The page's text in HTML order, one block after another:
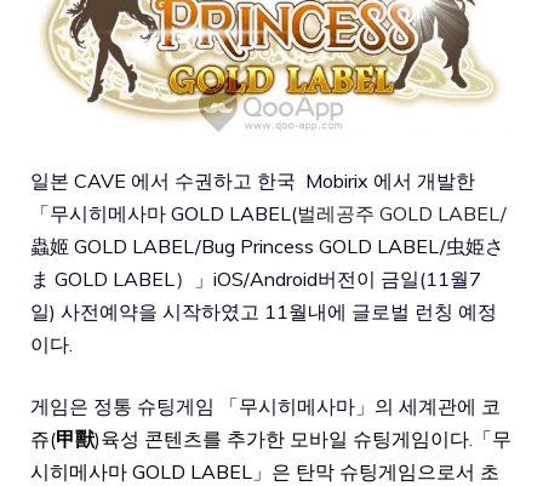
일본 CAVE 에서 수권하고 한국 Mobirix 에서 개발한
「무시히메사마 GOLD LABEL(벌레공주 GOLD LABEL/
蟲姬 GOLD LABEL/Bug Princess GOLD LABEL/虫姫さ
ま GOLD LABEL）」iOS/Android버전이 금일(11월7
일) 사전예약을 시작하였고 11월내에 글로벌 런칭 예정
이다.
게임은 정통 슈팅게임 「무시히메사마」의 세계관에 코
쥬(甲獸)육성 콘텐츠를 추가한 모바일 슈팅게임이다.「무
시히메사마 GOLD LABEL」은 탄막 슈팅게임으로서 초